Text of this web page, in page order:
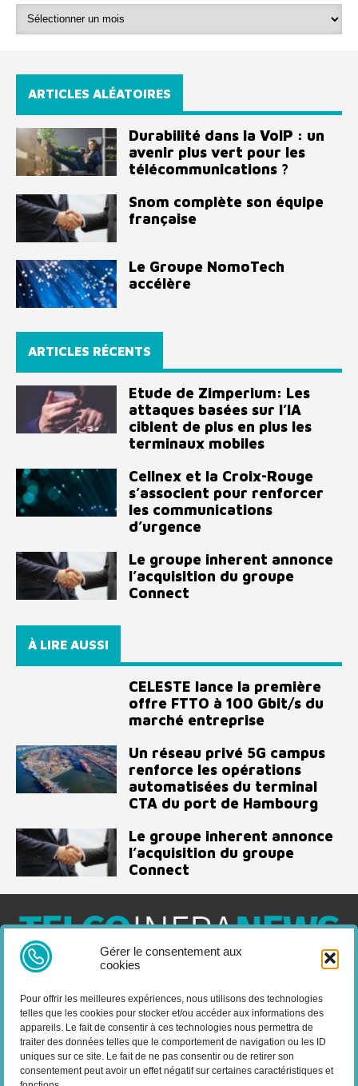
Gérer le consentement aux
cookies
Pour offrir les meilleures expériences, nous utilisons des technologies
telles que les cookies pour stocker et/ou accéder aux informations des
appareils. Le fait de consentir à ces technologies nous permettra de
traiter des données telles que le comportement de navigation ou les ID
uniques sur ce site. Le fait de ne pas consentir ou de retirer son
consentement peut avoir un effet négatif sur certaines caractéristiques et
ARTICLES ALÉATOIRES
Durabilité dans la VoIP : un
avenir plus vert pour les
télécommunications ?
Snom complète son équipe
française
Le Groupe NomoTech
accélère
ARTICLES RÉCENTS
Etude de Zimperium: Les
attaques basées sur l’IA
ciblent de plus en plus les
terminaux mobiles
Cellnex et la Croix-Rouge
s’associent pour renforcer
les communications
d’urgence
Le groupe inherent annonce
l’acquisition du groupe
Connect
À LIRE AUSSI
CELESTE lance la première
offre FTTO à 100 Gbit/s du
marché entreprise
Un réseau privé 5G campus
renforce les opérations
automatisées du terminal
CTA du port de Hambourg
Le groupe inherent annonce
l’acquisition du groupe
Connect
Telco Infra News est un média dédié aux acteurs des télécoms
services, des news, des déploiements, des évènements, des
livres blancs et les nominations du secteur. Retrouvez toutes les
informations sur les innovations en domaine des
télécommunications.